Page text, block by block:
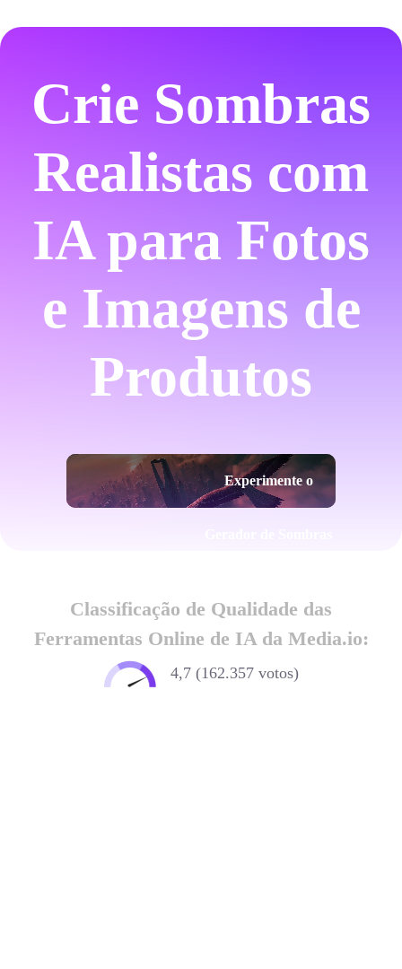
Crie Sombras
Realistas com
IA para Fotos
e Imagens de
Produtos
Experimente o
Classificação de Qualidade das
Ferramentas Online de IA da Media.io:
4,7 (162.357 votos)